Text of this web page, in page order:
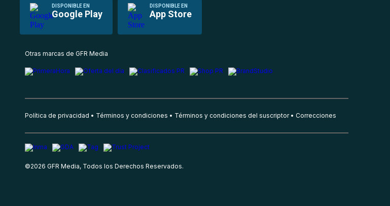
DISPONIBLE EN
Google Play
DISPONIBLE EN
App Store
Otras marcas de GFR Media
Política de privacidad Términos y condiciones Términos y condiciones del suscriptor Correcciones
©2026 GFR Media, Todos los Derechos Reservados.